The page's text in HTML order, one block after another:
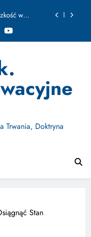
dla
w
dla
Trwania, Doktryna
Stan